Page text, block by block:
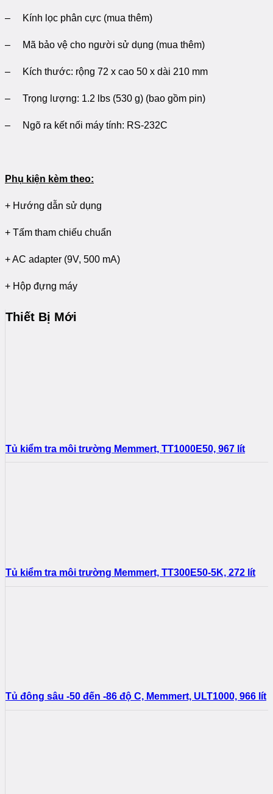
– Kính lọc phân cực (mua thêm)
– Mã bảo vệ cho người sử dụng (mua thêm)
– Kích thước: rộng 72 x cao 50 x dài 210 mm
– Trọng lượng: 1.2 lbs (530 g) (bao gồm pin)
– Ngõ ra kết nối máy tính: RS-232C
Phụ kiện kèm theo:
+ Hướng dẫn sử dụng
+ Tấm tham chiếu chuẩn
+ AC adapter (9V, 500 mA)
+ Hộp đựng máy
Thiết Bị Mới
Tủ kiểm tra môi trường Memmert, TT1000E50, 967 lít
Tủ kiểm tra môi trường Memmert, TT300E50-5K, 272 lít
Tủ đông sâu -50 đến -86 độ C, Memmert, ULT1000, 966 lít